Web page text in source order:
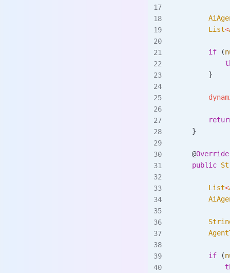
        List
<
        if
(
        }
    }
    @
Override
    public
        List
<
        if
(